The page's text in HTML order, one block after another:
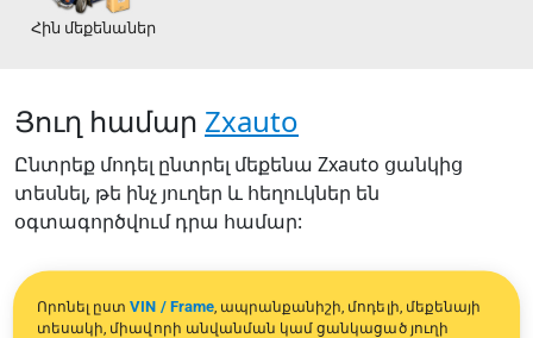
Հին մեքենաներ
Յուղ համար Zxauto
Ընտրեք մոդել ընտրել մեքենա Zxauto ցանկից
տեսնել, թե ինչ յուղեր և հեղուկներ են
օգտագործվում դրա համար:
Որոնել ըստVIN / Frame, ապրանքանիշի, մոդելի, մեքենայի
տեսակի, միավորի անվանման կամ ցանկացած յուղի